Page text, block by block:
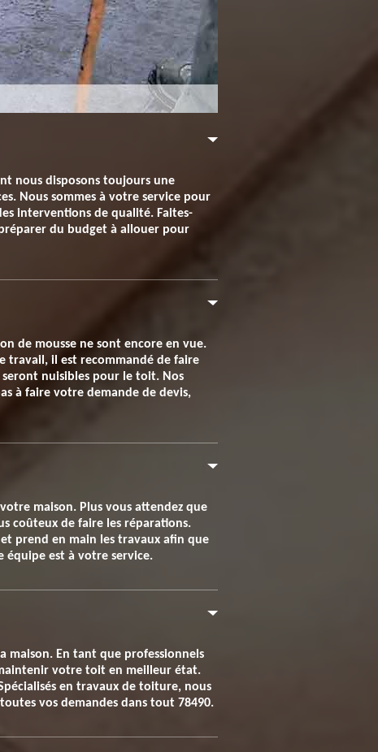
nous disposons toujours une
Nous sommes à votre service pour
interventions de qualité. Faites-
du budget à allouer pour
de mousse ne sont encore en vue.
travail, il est recommandé de faire
seront nuisibles pour le toit. Nos
à faire votre demande de devis,
maison. Plus vous attendez que
coûteux de faire les réparations.
prend en main les travaux afin que
équipe est à votre service.
maison. En tant que professionnels
votre toit en meilleur état.
en travaux de toiture, nous
vos demandes dans tout 78490.